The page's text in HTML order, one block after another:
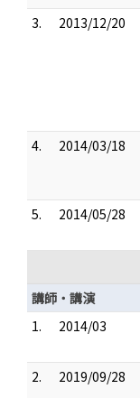
3.
2013/12/20
4.
2014/03/18
5.
2014/05/28
講師・講演
1.
2014/03
2.
2019/09/28